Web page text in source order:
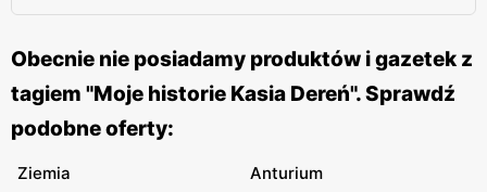
Obecnie nie posiadamy produktów i gazetek z
tagiem "Moje historie Kasia Dereń". Sprawdź
podobne oferty:
Ziemia
Anturium